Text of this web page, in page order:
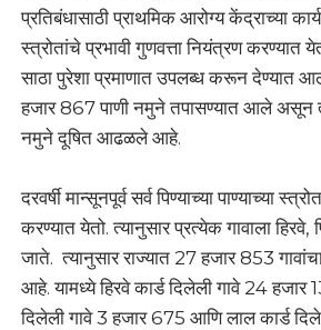
प्रतिबंधासाठी प्राथमिक आरोग्य केंद्राच्या
स्त्रोतांचे प्रभावी गुणवत्ता नियंत्रण करण्यात
साठा पुरेशा प्रमाणात उपलब्ध करून देण्यात
हजार 867 पाणी नमुने तपासण्यात आले असून
नमुने दूषित आढळले आहे.
दरवर्षी मान्सूनपूर्व सर्व पिण्याच्या पाण्याच्या
करण्यात येतो. त्यानुसार प्रत्येक गावाला हिरवे,
जाते. त्यानुसार राज्यात 27 हजार 853
आहे. यामध्ये हिरवे कार्ड दिलेली गावे 24 हजार
दिलेली गावे 3 हजार 675 आणि लाल कार्ड